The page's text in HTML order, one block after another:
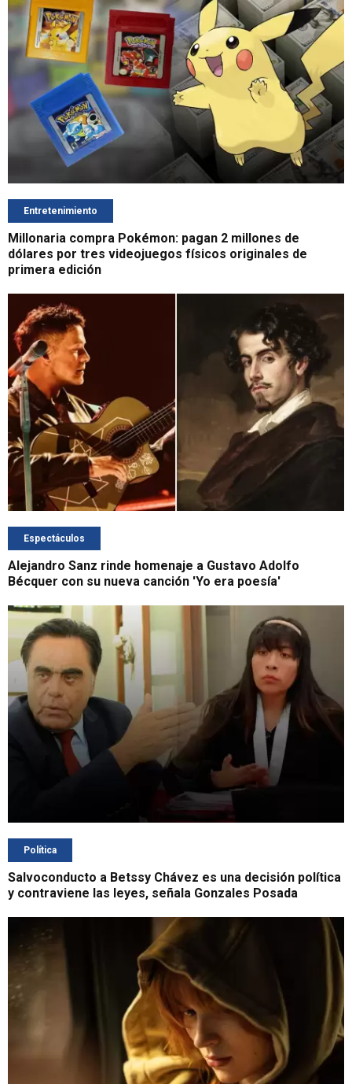
Entretenimiento
Millonaria compra Pokémon: pagan 2 millones de
dólares por tres videojuegos físicos originales de
primera edición
Espectáculos
Alejandro Sanz rinde homenaje a Gustavo Adolfo
Bécquer con su nueva canción 'Yo era poesía'
Política
Salvoconducto a Betssy Chávez es una decisión política
y contraviene las leyes, señala Gonzales Posada